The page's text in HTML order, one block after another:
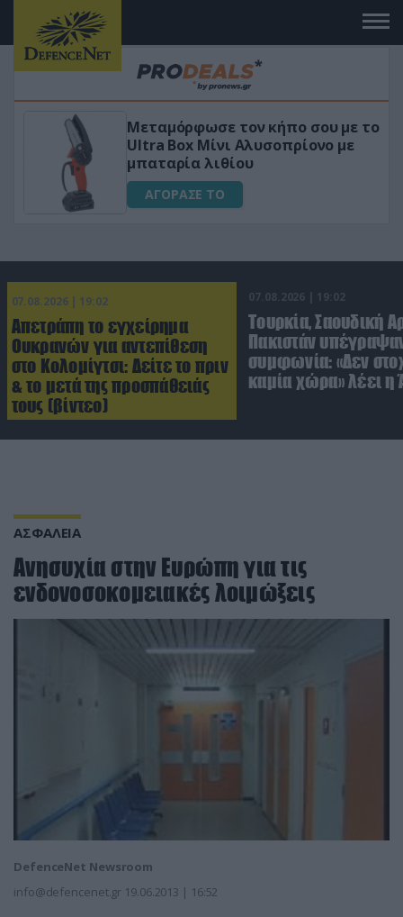
Μεταμόρφωσε τον κήπο σου με το
Ultra Box Μίνι Αλυσοπρίονο με
μπαταρία λιθίου
ΑΓΟΡΑΣΕ ΤΟ
07.08.2026 | 19:02
Απετράπη το εγχείρημα
Ουκρανών για αντεπίθεση
στο Κολομίγτσι: Δείτε το πριν
& το μετά της προσπάθειάς
τους (βίντεο)
07.08.2026 | 19:02
Τουρκία, Σαουδική
Πακιστάν
συμφωνία: «Δεν
καμία χώρα» λέει η
ΑΣΦΑΛΕΙΑ
Ανησυχία στην Ευρώπη για τις
ενδονοσοκομειακές λοιμώξεις
DefenceNet Newsroom
info@defencenet.gr 19.06.2013 | 16:52